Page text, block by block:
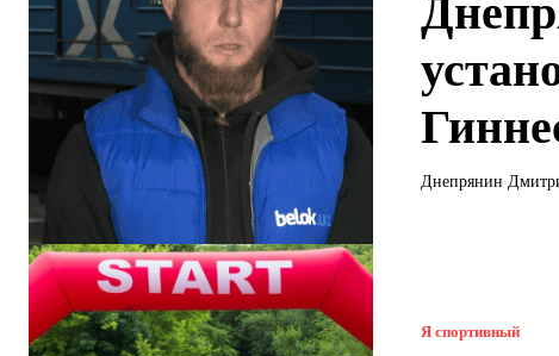
Днепрянин
Я спортивный